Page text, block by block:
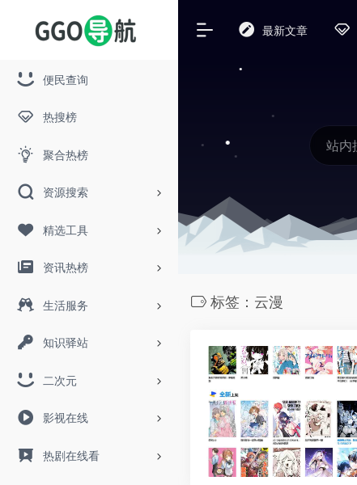
便民查询
热搜榜
聚合热榜
资源搜索
精选工具
资讯热榜
生活服务
知识驿站
二次元
影视在线
热剧在线看
最新文章
标签：云漫